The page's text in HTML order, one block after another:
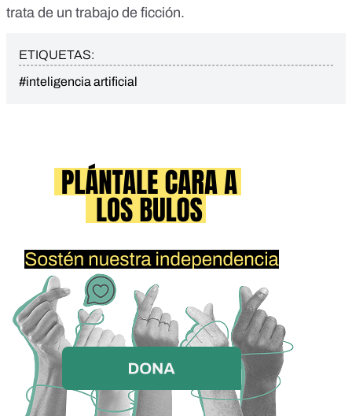
trata de un trabajo de ficción.
ETIQUETAS:
#inteligencia artificial